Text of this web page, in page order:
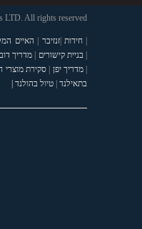
LTD. All rights reserved
חידות|זנזיבר האיים
בניית קישורים |מדריך
מדריך יפן |סקירת
בתאילנד| טיול בהולנד |